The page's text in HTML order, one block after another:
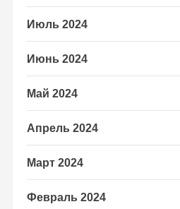
Июль 2024
Июнь 2024
Май 2024
Апрель 2024
Март 2024
Февраль 2024